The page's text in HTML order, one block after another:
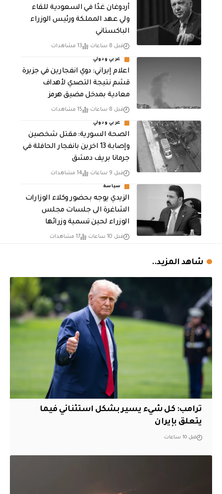
أردوغان غدًا في السعودية للقاء
ولي عهد المملكة ورئيس الوزراء
الباكستاني
قبل 8 ساعات 13 مشاهدات
عربي ودولي
اعلام إيراني: دوي انفجارين في جزيرة
قشم نتيجة التصدي لأهداف
معادية بمدخل مضيق هرمز
قبل 8 ساعات 15 مشاهدات
عربي ودولي
الصحة السورية: مقتل شخصين
وإصابة 13 اخرين بانفجار الحافلة في
جرمانا بريف دمشق
قبل 9 ساعات 14 مشاهدات
سياسة
الزيدي يوجه بحضور وكلاء الوزارات
الشاغرة الى جلسات مجلس
الوزراء لحين تسمية وزرائها
قبل 10 ساعات 17 مشاهدات
شاهد المزيد..
ترامب: كل شيء يسير بشكل استثنائي فيما
يتعلق بإيران
قبل 10 ساعات